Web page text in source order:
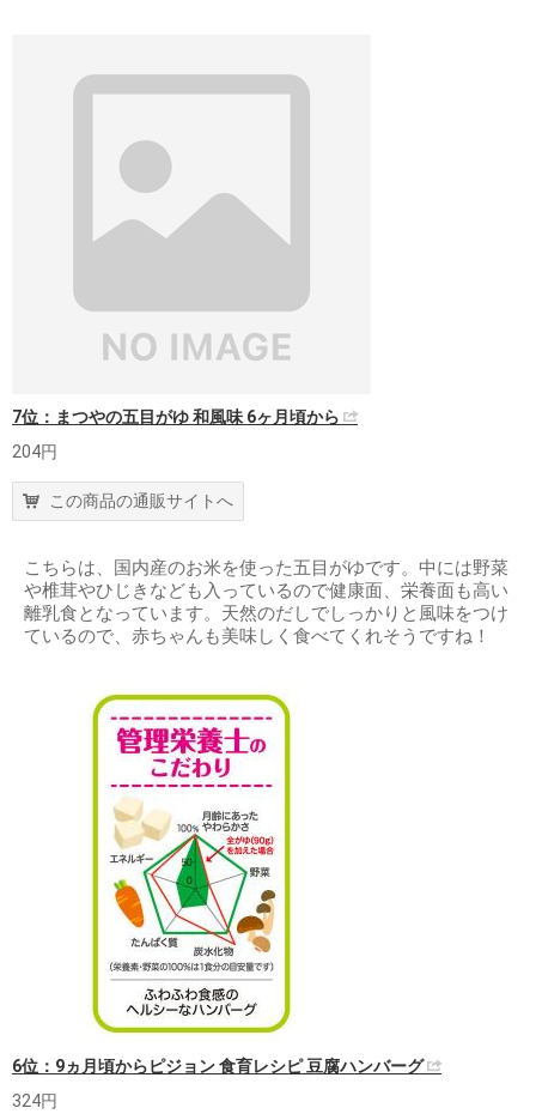
7位：まつやの五目がゆ 和風味 6ヶ月頃から
204円
この商品の通販サイトへ
こちらは、国内産のお米を使った五目がゆです。中には野菜
や椎茸やひじきなども入っているので健康面、栄養面も高い
離乳食となっています。天然のだしでしっかりと風味をつけ
ているので、赤ちゃんも美味しく食べてくれそうですね！
6位：9ヵ月頃からピジョン 食育レシピ 豆腐ハンバーグ
324円